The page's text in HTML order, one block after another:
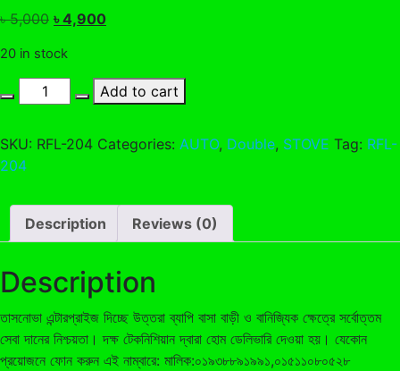
৳5,000 Original
was:
৳ 5,000.
৳4,900Current
৳ 4,900.
20 in stock
RFL-
204
Add to cart
SKU: RFL-204 Categories: AUTO, Double, STOVE Tag: RFL-
204
Description Reviews (0)
Description
তাসনোভা এন্টারপ্রাইজ দিচ্ছে উত্তরা ব্যাপি বাসা বাড়ী ও বানিজ্যিক ক্ষেত্রে সর্বোত্তম
সেবা দানের নিশ্চয়তা। দক্ষ টেকনিশিয়ান দ্বারা হোম ডেলিভারি দেওয়া হয়। যেকোন
প্রয়োজনে ফোন করুন এই নাম্বারে: মালিক:০১৯৩৮৮৯১৯৯১,০১৫১১০৮০৫২৮